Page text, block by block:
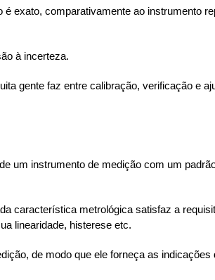
exato, comparativamente ao instrumento
à incerteza.
gente faz entre calibração, verificação e
um instrumento de medição com um
característica metrológica satisfaz a
linearidade, histerese etc.
de modo que ele forneça as indicações